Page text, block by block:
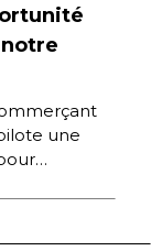
une